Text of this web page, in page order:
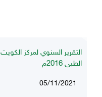
التقرير السنوي لمركز الكويت
الطبي 2016م
05/11/2021